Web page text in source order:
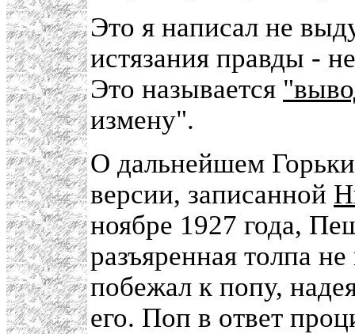
Это я написал не
истязания правды -
Это называется
измену".
О дальнейшем
версии, записанной
ноябре 1927 года,
разъяренная толпа
побежал к попу,
его. Поп в ответ